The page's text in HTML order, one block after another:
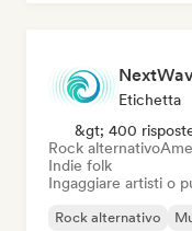
Etichetta
&gt; 400
Rock alternativo
Indie folk
Ingaggiare artisti o
Rock alternativo